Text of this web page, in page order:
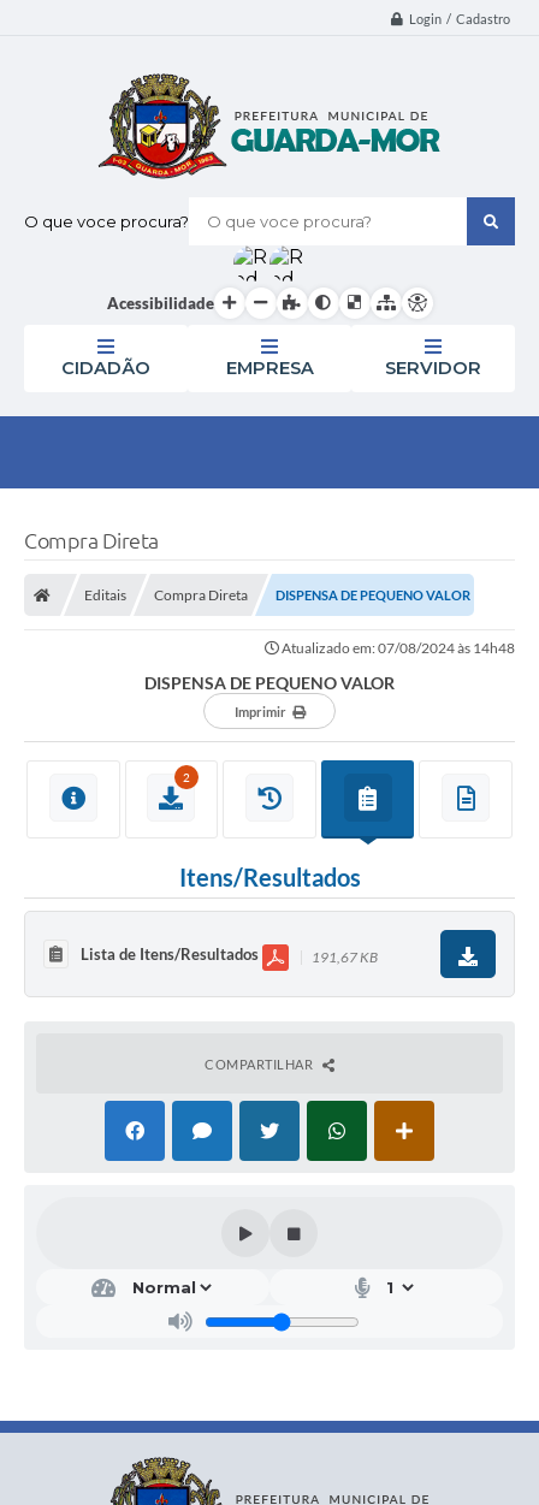
Login / Cadastro
O que voce procura?
Acessibilidade
CIDADÃO EMPRESA SERVIDOR
Compra Direta
Editais Compra Direta DISPENSA DE PEQUENO VALOR
Atualizado em: 07/08/2024 às 14h48
DISPENSA DE PEQUENO VALOR
Imprimir
2
Itens/Resultados
Lista de Itens/Resultados 191,67 KB
COMPARTILHAR